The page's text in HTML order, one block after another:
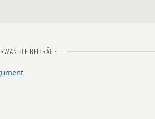
BEITRÄGE